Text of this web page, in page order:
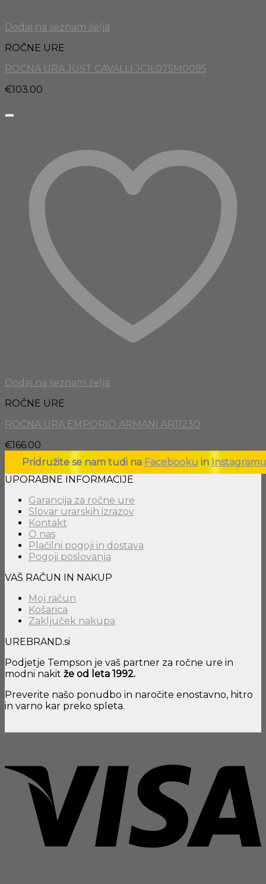
Dodaj na seznam želja
ROČNE URE
ROČNA URA JUST CAVALLI JC1L075M0095
€103.00
Dodaj na seznam želja
ROČNE URE
ROČNA URA EMPORIO ARMANI AR11230
€166.00
Pridružite se nam tudi na Facebooku in Instagramu
UPORABNE INFORMACIJE
Garancija za ročne ure
Slovar urarskih izrazov
Kontakt
O nas
Plačilni pogoji in dostava
Pogoji poslovanja
VAŠ RAČUN IN NAKUP
Moj račun
Košarica
Zaključek nakupa
UREBRAND.si
Podjetje Tempson je vaš partner za ročne ure in
modni nakit že od leta 1992.
Preverite našo ponudbo in naročite enostavno, hitro
in varno kar preko spleta.